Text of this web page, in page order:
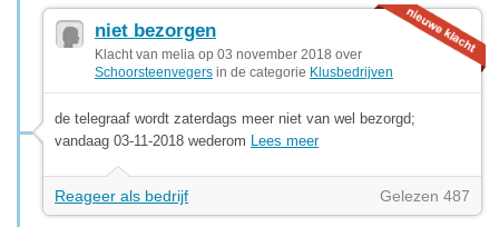
niet bezorgen
Klacht van melia op 03 november 2018 over
Schoorsteenvegers in de categorie Klusbedrijven
de telegraaf wordt zaterdags meer niet van wel bezorgd;
vandaag 03-11-2018 wederom Lees meer
Reageer als bedrijf Gelezen 487